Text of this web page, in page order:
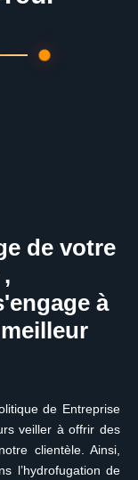
de votre
à
de Entreprise
veiller à offrir des
clientèle. Ainsi,
l’hydrofugation de